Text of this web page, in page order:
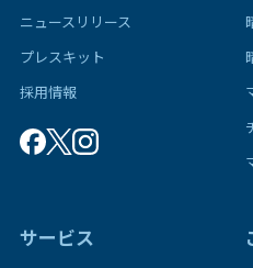
ニュースリリース
プレスキット
採用情報
サービス